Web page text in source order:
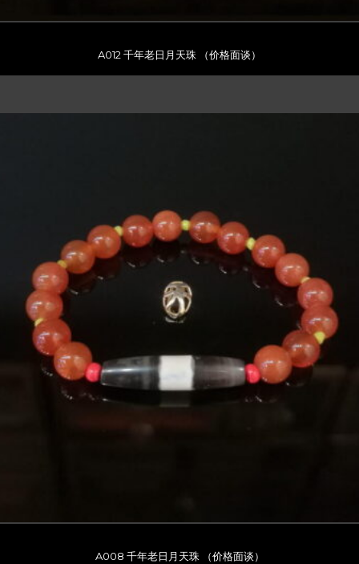
A012 千年老日月天珠 （价格面谈）
A008 千年老日月天珠 （价格面谈）